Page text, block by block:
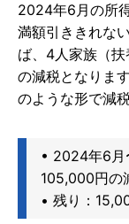
2024年6月の所
満額引ききれな
ば、4人家族（
の減税となりま
のような形で減
• 2024年6月
105,000円の
• 残り：